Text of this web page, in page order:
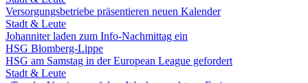
Versorgungsbetriebe präsentieren neuen Kalender
Stadt & Leute
Johanniter laden zum Info-Nachmittag ein
HSG Blomberg-Lippe
HSG am Samstag in der European League gefordert
Stadt & Leute